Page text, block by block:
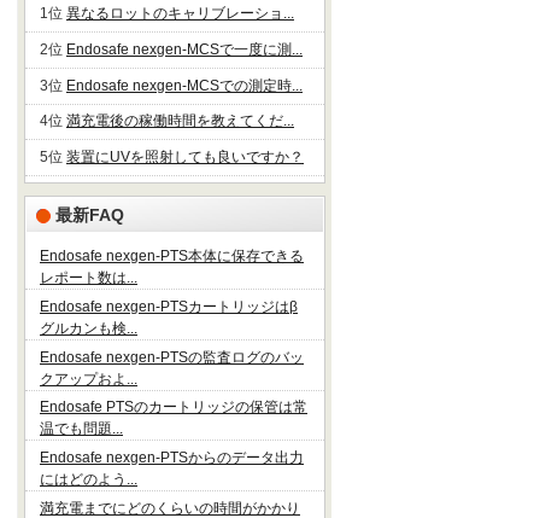
1位 異なるロットのキャリブレーショ...
2位 Endosafe nexgen-MCSで一度に測...
3位 Endosafe nexgen-MCSでの測定時...
4位 満充電後の稼働時間を教えてくだ...
5位 装置にUVを照射しても良いですか？
最新FAQ
Endosafe nexgen-PTS本体に保存できる
レポート数は...
Endosafe nexgen-PTSカートリッジはβ
グルカンも検...
Endosafe nexgen-PTSの監査ログのバッ
クアップおよ...
Endosafe PTSのカートリッジの保管は常
温でも問題...
Endosafe nexgen-PTSからのデータ出力
にはどのよう...
満充電までにどのくらいの時間がかかり